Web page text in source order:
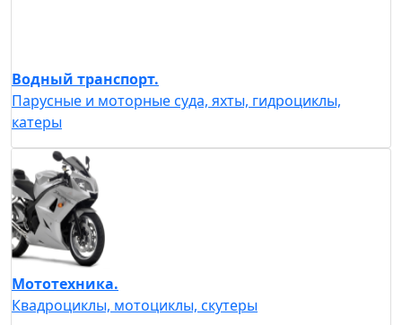
Водный транспорт.
Парусные и моторные суда, яхты, гидроциклы,
катеры
Мототехника.
Квадроциклы, мотоциклы, скутеры